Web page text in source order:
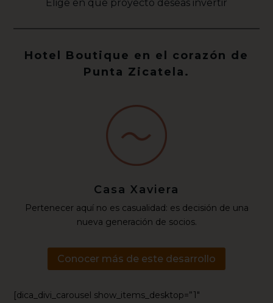
Elige en que proyecto deseas invertir
Hotel Boutique en el corazón de
Punta Zicatela.
Casa Xaviera
Pertenecer aquí no es casualidad: es decisión de una
nueva generación de socios.
Conocer más de este desarrollo
[dica_divi_carousel show_items_desktop=”1″